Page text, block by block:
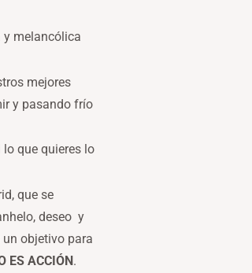
y melancólica
mejores
y pasando frío
que quieres lo
que se
deseo y
objetivo para
ES ACCIÓN.